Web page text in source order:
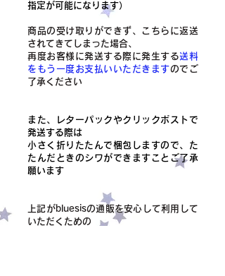
指定が可能になります）
商品の受け取りができず、こちらに返送
されてきてしまった場合、
​再度お客様に発送する際に発生する送料
をもう一度お支払いいただきますのでご
了承ください
また、レターパックやクリックポストで
発送する際は
小さく折りたたんで梱包しますので、た
たんだときのシワができますことご了承
願います
上記がbluesisの通販を安心して利用して
いただくための